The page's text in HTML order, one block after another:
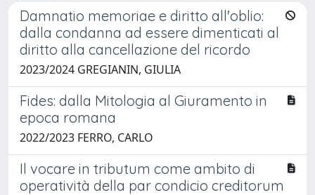
Damnatio memoriae e diritto all'oblio:
dalla condanna ad essere dimenticati al
diritto alla cancellazione del ricordo
2023/2024 GREGIANIN, GIULIA
Fides: dalla Mitologia al Giuramento in
epoca romana
2022/2023 FERRO, CARLO
Il vocare in tributum come ambito di
operatività della par condicio creditorum